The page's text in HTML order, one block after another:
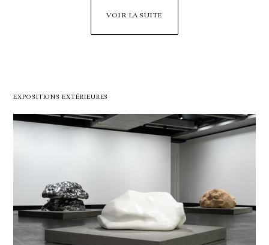
VOIR LA SUITE
EXPOSITIONS EXTÉRIEURES